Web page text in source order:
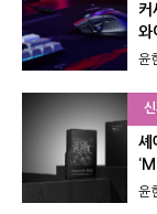
커
와
윤
셰
윤